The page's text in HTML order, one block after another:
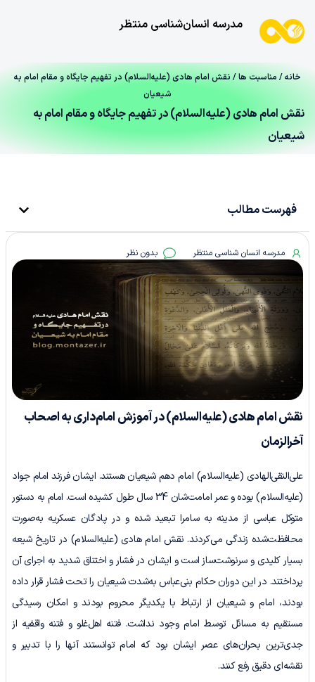
مدرسه انسان‌شناسی منتظر
خانه/ مناسبت ها/ نقش امام هادی (علیه‌السلام) در تفهیم جایگاه و مقام امام به
شیعیان
نقش امام هادی (علیه‌السلام) در تفهیم جایگاه و مقام امام به
شیعیان
فهرست مطالب
مدرسه انسان شناسی منتظر بدون نظر
نقش امام هادی(علیه‌السلام)در آموزش امام‌داری به اصحاب
آخرالزمان
علی‌النقی‌الهادی (علیه‌السلام) امام دهم شیعیان هستند. ایشان فرزند امام جواد
(علیه‌السلام) بوده و عمر امامت‌شان 34 سال طول کشیده است. امام به دستور
متوکل عباسی از مدینه به سامرا تبعید شده و در پادگان عسکریه به‌صورت
محافظت‌شده زندگی می‌کردند. نقش امام هادی (علیه‌السلام) در تاریخ شیعه
بسیار کلیدی و سرنوشت‌ساز است و ایشان در فشار و اختناق شدید به اجرای آن
‌پرداختند. در این دوران حکام بنی‌عباس به‌شدت شیعیان را تحت فشار قرار داده
بودند، امام و شیعیان از ارتباط با یکدیگر محروم بودند و امکان رسیدگی
مستقیم به مسائل توسط امام وجود نداشت. فتنه اهل‌غلو و فتنه واقفیه از
جدی‌ترین بحران‌های عصر ایشان بود که امام توانستند آنها را با تدبیر و
نقشه‌ای دقیق رفع کنند.